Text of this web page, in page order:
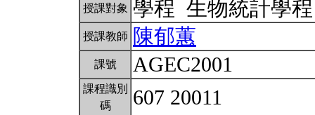
授課對象 學程 生物統計學
授課教師 陳郁蕙
課號 AGEC2001
課程識別
碼
607 20011